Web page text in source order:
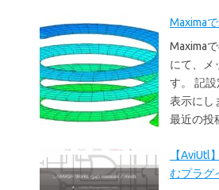
Maxima
Maxima
にて、メ
す。 記
表示にし
最近の投
【AviUtl
むプラグ